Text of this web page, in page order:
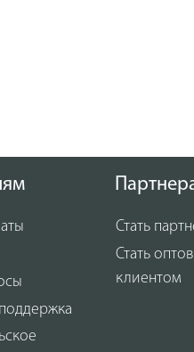
Стать
Стать
клиентом